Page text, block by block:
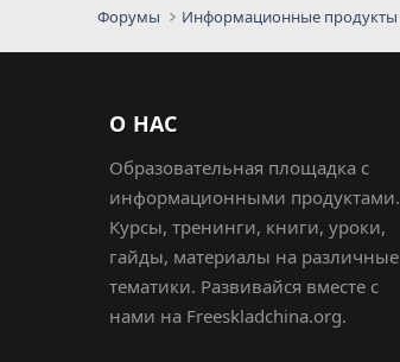
Форумы Информационные продукты
О НАС
Образовательная площадка с
информационными продуктами.
Курсы, тренинги, книги, уроки,
гайды, материалы на различные
тематики. Развивайся вместе с
нами на Freeskladchina.org.